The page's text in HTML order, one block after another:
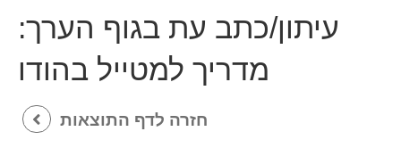
עיתון/כתב עת בגוף הערך:
מדריך למטייל בהודו
חזרה לדף התוצאות